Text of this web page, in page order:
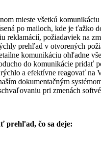
mieste všetkú
po mailoch, kde je ťažko
reklamácií, požiadaviek na
prehľad v otvorených
komunikáciu ohľadne
do komunikácie pridať
a efektívne reagovať na
dokumentačným
pri zmenách
prehľad, čo sa deje: